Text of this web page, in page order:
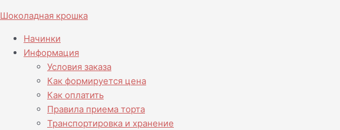
к
содержимому
Шоколадная крошка
Начинки
Информация
Условия заказа
Как формируется цена
Как оплатить
Правила приема торта
Транспортировка и хранение
товара
Торт
Дядюшка